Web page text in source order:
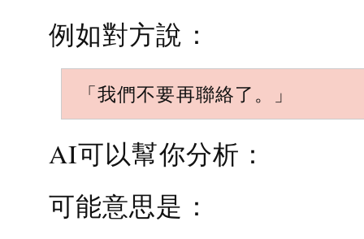
例如對方說：
「我們不要再聯絡了。」
AI可以幫你分析：
可能意思是：